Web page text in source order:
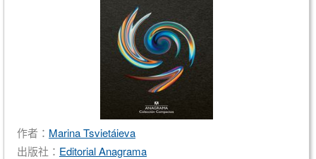
作者： Marina Tsvietáieva
出版社： Editorial Anagrama